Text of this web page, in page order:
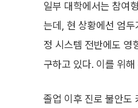
일부 대학에서는 참여
는데, 현 상황에선 엄
정 시스템 전반에도 영
구하고 있다. 이를 위
졸업 이후 진로 불안